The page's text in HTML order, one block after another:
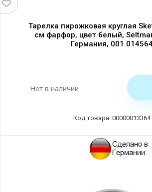
Тарелка пирожковая круглая
см фарфор, цвет белый,
Германия,
Нет в наличии
Код товара: 00000013364